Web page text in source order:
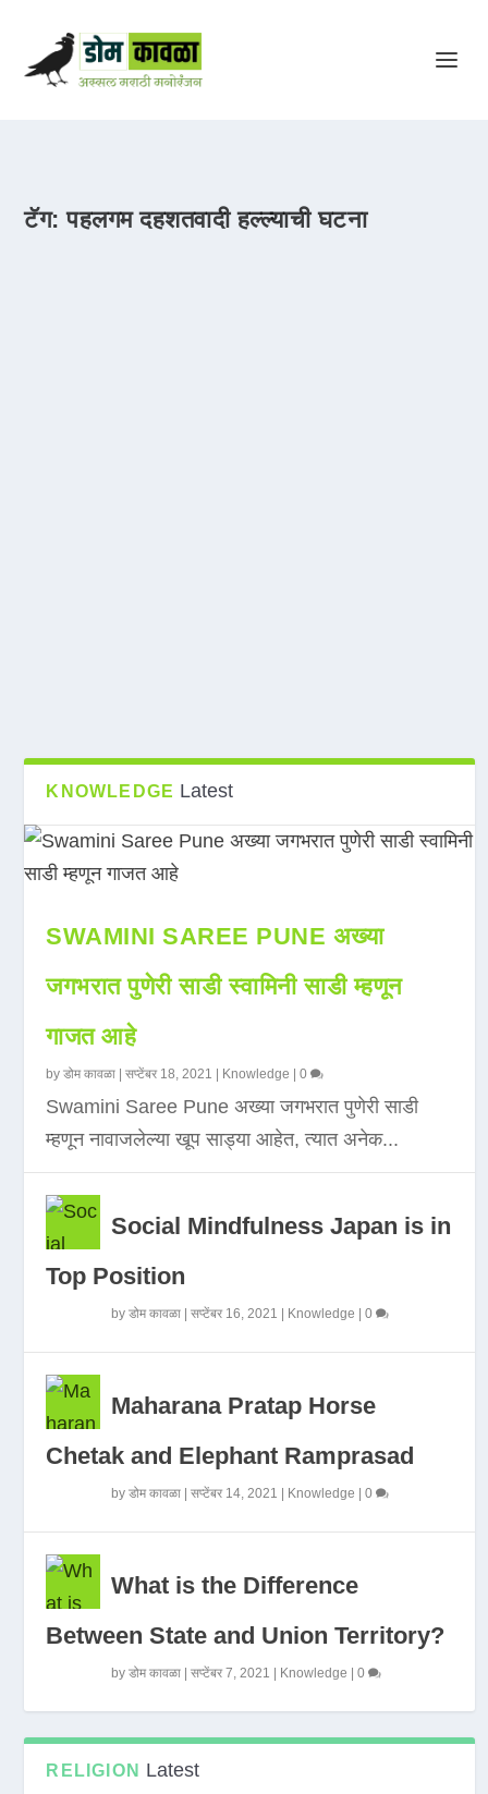
टॅग:पहलगम दहशतवादी हल्ल्याची घटना
KNOWLEDGE Latest
SWAMINI SAREE PUNE अख्या
जगभरात पुणेरी साडी स्वामिनी साडी म्हणून
गाजत आहे
byडोम कावळा |सप्टेंबर 18, 2021 Knowledge |0
Swamini Saree Pune अख्या जगभरात पुणेरी साडी
म्हणून नावाजलेल्या खूप साड्या आहेत, त्यात अनेक...
Social Mindfulness Japan is in
Top Position
byडोम कावळा |सप्टेंबर 16, 2021 Knowledge |0
Maharana Pratap Horse
Chetak and Elephant Ramprasad
byडोम कावळा |सप्टेंबर 14, 2021 Knowledge |0
What is the Difference
Between State and Union Territory?
byडोम कावळा |सप्टेंबर 7, 2021 Knowledge |0
RELIGION Latest